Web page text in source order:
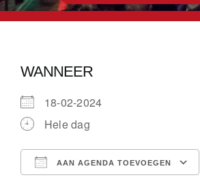
WANNEER
18-02-2024
Hele dag
AAN AGENDA TOEVOEGEN